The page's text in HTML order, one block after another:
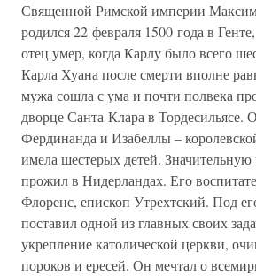
Священной Римской империи
родился 22 февраля 1500 года в
отец умер, когда Карлу было всего
Карла Хуана после смерти вполне
мужа сошла с ума и почти полвека
дворце Санта-Клара в Тордесильясе.
Фердинанда и Изабеллы –
имела шестерых детей.
прожил в Нидерландах. Его
Флоренс, епископ Утрехтский. Под
поставил одной из главных своих
укрепление католической церкви,
пороков и ересей. Он мечтал о